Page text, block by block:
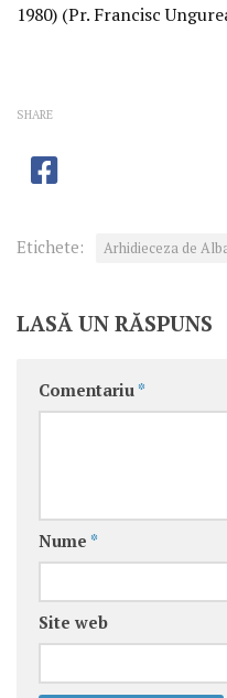
1980) (Pr. Francisc
SHARE
Etichete: Arhidieceza de
LASĂ UN RĂSPUNS
Comentariu *
Nume *
Site web